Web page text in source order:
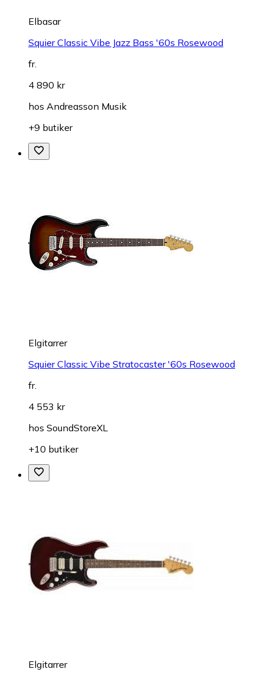
Elbasar
Squier Classic Vibe Jazz Bass '60s Rosewood
fr.
4 890 kr
hos Andreasson Musik
+9 butiker
Elgitarrer
Squier Classic Vibe Stratocaster '60s Rosewood
fr.
4 553 kr
hos SoundStoreXL
+10 butiker
Elgitarrer